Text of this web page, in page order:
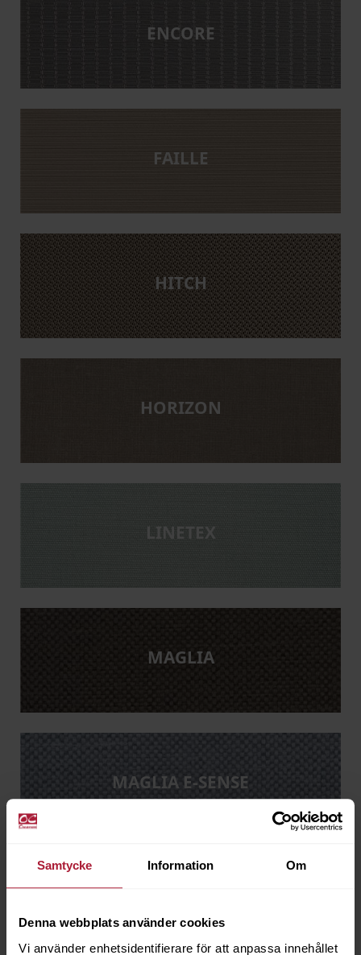
Samtycke Information Om
Denna webbplats använder cookies
Vi använder enhetsidentifierare för att anpassa innehållet
ENCORE
FAILLE
HITCH
HORIZON
LINETEX
MAGLIA
MAGLIA E-SENSE